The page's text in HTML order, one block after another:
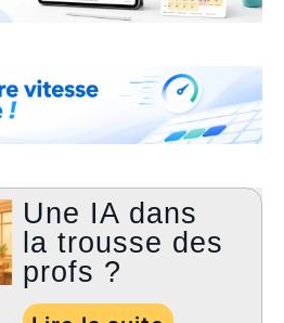
Une IA dans
la trousse des
profs ?